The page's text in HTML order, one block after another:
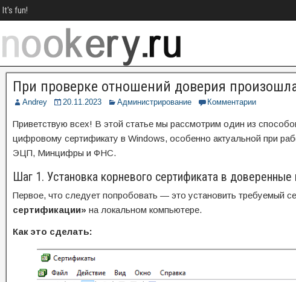
It's fun!
При проверке отношений доверия
Andrey 20.11.2023 Администрирование Комментарии
Приветствую всех! В этой статье мы рассмотрим один из
цифровому сертификату в Windows, особенно актуальной при
ЭЦП, Минцифры и ФНС.
Шаг 1. Установка корневого сертификата в
Первое, что следует попробовать — это установить требуемый
сертификации» на локальном компьютере.
Как это сделать: